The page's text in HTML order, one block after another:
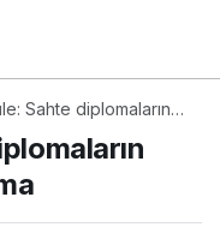
Sahte diplomaların